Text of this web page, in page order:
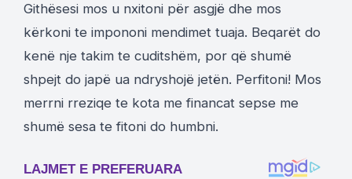
Githësesi mos u nxitoni për asgjë dhe mos
kërkoni te impononi mendimet tuaja. Beqarët do
kenë nje takim te cuditshëm, por që shumë
shpejt do japë ua ndryshojë jetën. Perfitoni! Mos
merrni rreziqe te kota me financat sepse me
shumë sesa te fitoni do humbni.